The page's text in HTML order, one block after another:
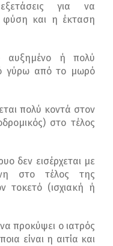
για να
φύση και η έκταση
αυξημένο ή πολύ
γύρω από το μωρό
πολύ κοντά στον
στο τέλος
δεν εισέρχεται με
στο τέλος της
τοκετό (ισχιακή ή
προκύψει ο ιατρός
είναι η αιτία και